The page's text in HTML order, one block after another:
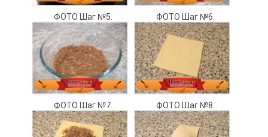
ФОТО Шаг №5. ФОТО Шаг №6.
ФОТО Шаг №7. ФОТО Шаг №8.